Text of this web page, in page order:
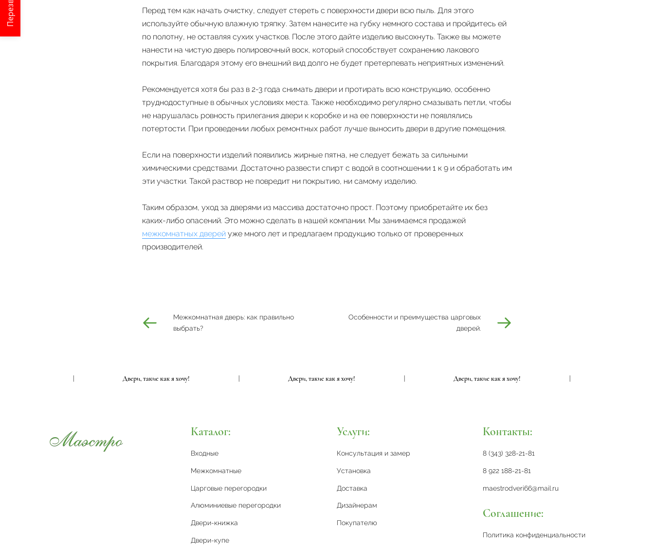
Перед тем как начать очистку, следует стереть с поверхности двери всю пыль. Для этого
используйте обычную влажную тряпку. Затем нанесите на губку немного состава и пройдитесь ей
по полотну, не оставляя сухих участков. После этого дайте изделию высохнуть. Также вы можете
нанести на чистую дверь полировочный воск, который способствует сохранению лакового
покрытия. Благодаря этому его внешний вид долго не будет претерпевать неприятных изменений.
Рекомендуется хотя бы раз в 2-3 года снимать двери и протирать всю конструкцию, особенно
труднодоступные в обычных условиях места. Также необходимо регулярно смазывать петли, чтобы
не нарушалась ровность прилегания двери к коробке и на ее поверхности не появлялись
потертости. При проведении любых ремонтных работ лучше выносить двери в другие помещения.
Если на поверхности изделий появились жирные пятна, не следует бежать за сильными
химическими средствами. Достаточно развести спирт с водой в соотношении 1 к 9 и обработать им
эти участки. Такой раствор не повредит ни покрытию, ни самому изделию.
Таким образом, уход за дверями из массива достаточно прост. Поэтому приобретайте их без
каких-либо опасений. Это можно сделать в нашей компании. Мы занимаемся продажей
межкомнатных дверей уже много лет и предлагаем продукцию только от проверенных
производителей.
Межкомнатная дверь: как правильно
выбрать?
Особенности и преимущества царговых
дверей.
Двери, такие как я хочу! Двери, такие как я хочу! Двери, такие как я хочу!
Каталог:
Входные
Межкомнатные
Царговые перегородки
Алюминиевые перегородки
Двери-книжка
Двери-купе
Услуги:
Консультация и замер
Установка
Доставка
Дизайнерам
Покупателю
Контакты:
8 (343) 328-21-81
8 922 188-21-81
maestrodveri66@mail.ru
Соглашение:
Политика конфиденциальности